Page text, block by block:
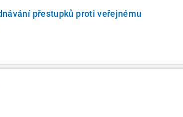
přestupků proti veřejnému